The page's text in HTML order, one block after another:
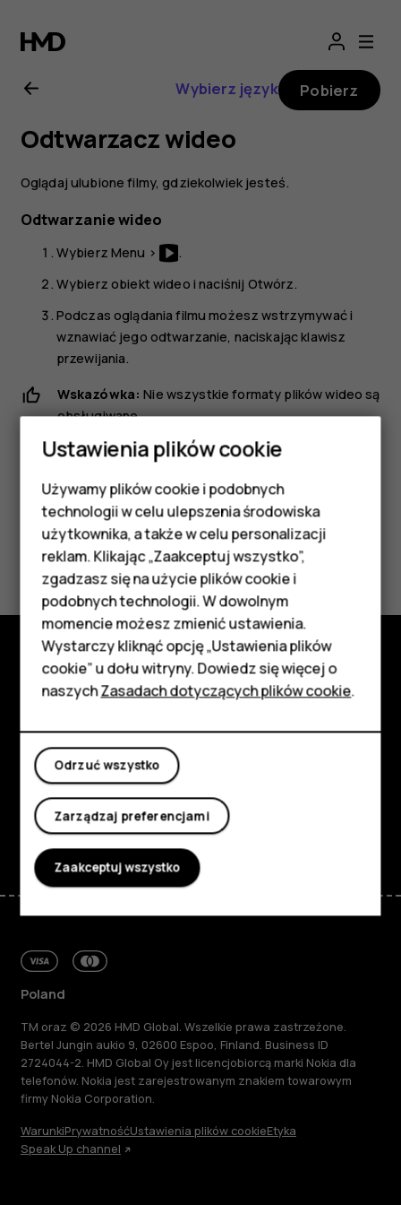
Instrukcja
obsługi
Nokia
3310
3G
Smartfony
Telefony z funkcjami
podstawowymi
Akcesoria
HMD Terra M
Tablety
Moje konto
Wybierz język Pobierz
Odtwarzacz wideo
Oglądaj ulubione filmy, gdziekolwiek jesteś.
Odtwarzanie wideo
WybierzMenu >
.
Wybierz obiekt wideo i naciśnij Otwórz.
Podczas oglądania filmu możesz wstrzymywać i
wznawiać jego odtwarzanie, naciskając klawisz
przewijania.
Wskazówka: Nie wszystkie formaty plików wideo są
obsługiwane.
Czy te informacje były pomocne?
Tak Nie
Poznaj
Planet and people
Wsparcie
FacebookInstagram
TiktokYoutubeLinkedin
Poland
TM oraz © 2026 HMD Global. Wszelkie prawa zastrzeżone.
Bertel Jungin aukio 9, 02600 Espoo, Finland. Business ID
2724044-2. HMD Global Oy jest licencjobiorcą marki Nokia dla
telefonów. Nokia jest zarejestrowanym znakiem towarowym
firmy Nokia Corporation.
WarunkiPrywatnośćUstawienia plików cookieEtyka
Speak Up channel
Ustawienia plików cookie
Używamy plików cookie i podobnych
technologii w celu ulepszenia środowiska
użytkownika, a także w celu personalizacji
reklam. Klikając „Zaakceptuj wszystko”,
zgadzasz się na użycie plików cookie i
podobnych technologii. W dowolnym
momencie możesz zmienić ustawienia.
Wystarczy kliknąć opcję „Ustawienia plików
cookie” u dołu witryny. Dowiedz się więcej o
naszychZasadach dotyczących plików cookie.
Odrzuć wszystko
Zarządzaj preferencjami
Zaakceptuj wszystko